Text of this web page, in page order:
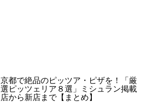
京都で絶品のピッツア・ピザを！「厳
選ピッツェリア８選」ミシュラン掲載
店から新店まで【まとめ】